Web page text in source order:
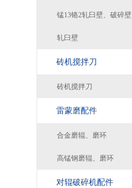
锰13铬2轧臼壁、破碎壁
轧臼壁
砖机搅拌刀
砖机搅拌刀
雷蒙磨配件
合金磨辊、磨环
高锰钢磨辊、磨环
对辊破碎机配件